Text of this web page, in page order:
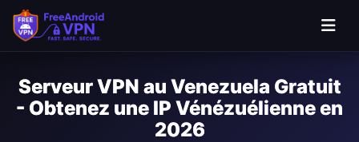
Passer au contenu principal
Serveur VPN au Venezuela Gratuit
- Obtenez une IP Vénézuélienne en
2026